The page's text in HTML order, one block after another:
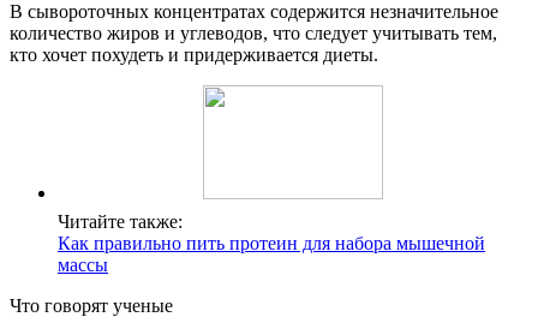
В сывороточных концентратах содержится незначительное
количество жиров и углеводов, что следует учитывать тем,
кто хочет похудеть и придерживается диеты.
Читайте также:
Как правильно пить протеин для набора мышечной
массы
Что говорят ученые